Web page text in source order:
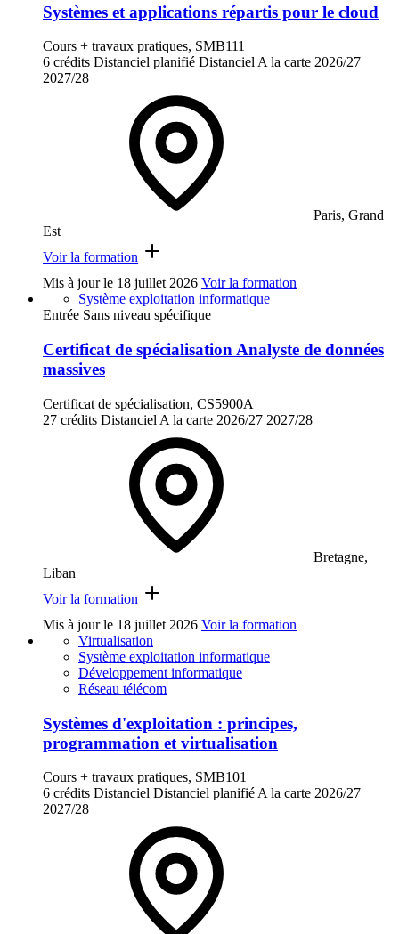
Systèmes et applications répartis pour le cloud
Cours + travaux pratiques, SMB111
6 crédits Distanciel planifié Distanciel A la carte 2026/27
2027/28
Paris, Grand
Est
Voir la formation
Mis à jour le 18 juillet 2026 Voir la formation
Système exploitation informatique
Entrée Sans niveau spécifique
Certificat de spécialisation Analyste de données
massives
Certificat de spécialisation, CS5900A
27 crédits Distanciel A la carte 2026/27 2027/28
Bretagne,
Liban
Voir la formation
Mis à jour le 18 juillet 2026 Voir la formation
Virtualisation
Système exploitation informatique
Développement informatique
Réseau télécom
Systèmes d'exploitation : principes,
programmation et virtualisation
Cours + travaux pratiques, SMB101
6 crédits Distanciel Distanciel planifié A la carte 2026/27
2027/28